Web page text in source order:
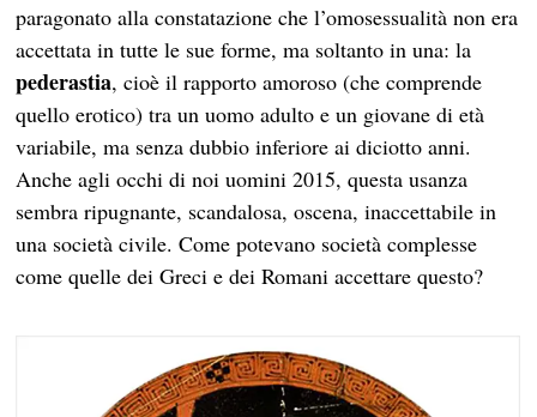
paragonato alla constatazione che l’omosessualità non era
accettata in tutte le sue forme, ma soltanto in una: la
pederastia, cioè il rapporto amoroso (che comprende
quello erotico) tra un uomo adulto e un giovane di età
variabile, ma senza dubbio inferiore ai diciotto anni.
Anche agli occhi di noi uomini 2015, questa usanza
sembra ripugnante, scandalosa, oscena, inaccettabile in
una società civile. Come potevano società complesse
come quelle dei Greci e dei Romani accettare questo?